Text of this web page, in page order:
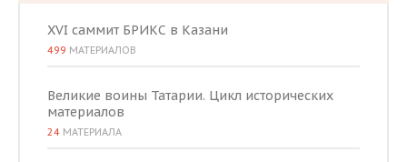
XVI саммит БРИКС в Казани
499 МАТЕРИАЛОВ
Великие воины Татарии. Цикл исторических
материалов
24 МАТЕРИАЛА